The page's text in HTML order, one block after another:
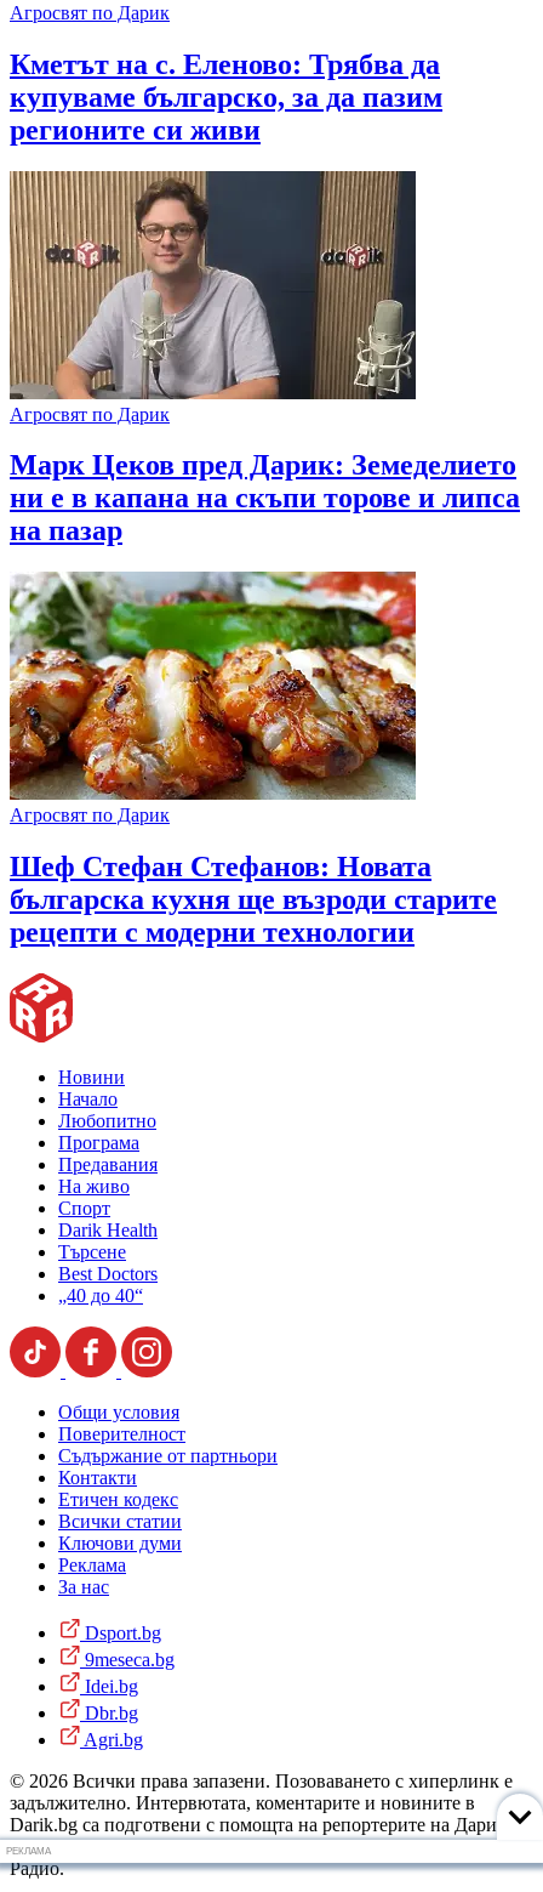
Агросвят по Дарик
Кметът на с. Еленово: Трябва да
купуваме българско, за да пазим
регионите си живи
Агросвят по Дарик
Марк Цеков пред Дарик: Земеделието
ни е в капана на скъпи торове и липса
на пазар
Агросвят по Дарик
Шеф Стефан Стефанов: Новата
българска кухня ще възроди старите
рецепти с модерни технологии
Новини
Начало
Любопитно
Програма
Предавания
На живо
Спорт
Darik Health
Търсене
Best Doctors
„40 до 40“
Общи условия
Поверителност
Съдържание от партньори
Контакти
Етичен кодекс
Всички статии
Ключови думи
Реклама
За нас
Dsport.bg
9meseca.bg
Idei.bg
Dbr.bg
Agri.bg
© 2026 Всички права запазени. Позоваването с хиперлинк е
задължително. Интервютата, коментарите и новините в
Darik.bg са подготвени с помощта на репортерите на Дарик
Радио и новинарските емисии на радиото. Снимки: Дарик
Радио.
РЕКЛАМА